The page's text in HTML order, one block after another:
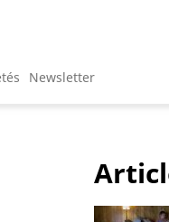
Newsletter